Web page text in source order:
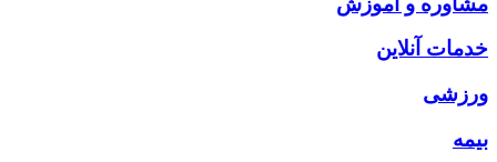
خدمات آنلاین
ورزشی
بیمه